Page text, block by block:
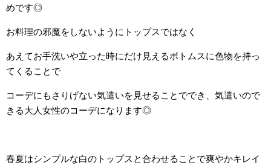
めです◎
お料理の邪魔をしないようにトップスではなく
あえてお手洗いや立った時にだけ見えるボトムスに色物を持っ
てくることで
コーデにもさりげない気遣いを見せることででき、気遣いので
きる大人女性のコーデになります◎
春夏はシンプルな白のトップスと合わせることで爽やかキレイ